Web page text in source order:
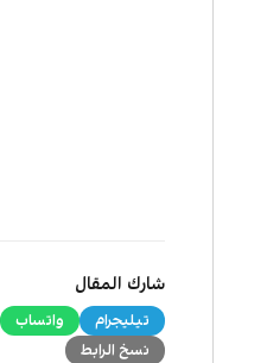
شارك المقال
تيليجرام واتساب
نسخ الرابط